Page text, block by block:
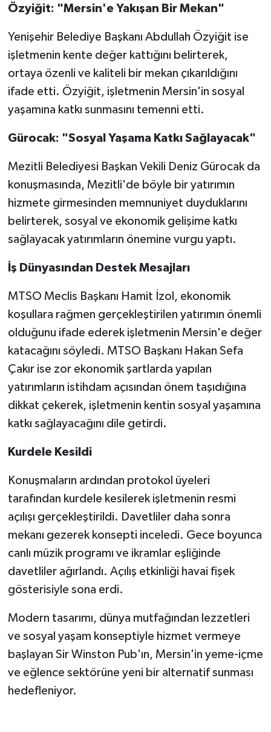
Özyiğit: "Mersin'e Yakışan Bir Mekan"
Yenişehir Belediye Başkanı Abdullah Özyiğit ise
işletmenin kente değer kattığını belirterek,
ortaya özenli ve kaliteli bir mekan çıkarıldığını
ifade etti. Özyiğit, işletmenin Mersin'in sosyal
yaşamına katkı sunmasını temenni etti.
Gürocak: "Sosyal Yaşama Katkı Sağlayacak"
Mezitli Belediyesi Başkan Vekili Deniz Gürocak da
konuşmasında, Mezitli'de böyle bir yatırımın
hizmete girmesinden memnuniyet duyduklarını
belirterek, sosyal ve ekonomik gelişime katkı
sağlayacak yatırımların önemine vurgu yaptı.
İş Dünyasından Destek Mesajları
MTSO Meclis Başkanı Hamit İzol, ekonomik
koşullara rağmen gerçekleştirilen yatırımın önemli
olduğunu ifade ederek işletmenin Mersin'e değer
katacağını söyledi. MTSO Başkanı Hakan Sefa
Çakır ise zor ekonomik şartlarda yapılan
yatırımların istihdam açısından önem taşıdığına
dikkat çekerek, işletmenin kentin sosyal yaşamına
katkı sağlayacağını dile getirdi.
Kurdele Kesildi
Konuşmaların ardından protokol üyeleri
tarafından kurdele kesilerek işletmenin resmi
açılışı gerçekleştirildi. Davetliler daha sonra
mekanı gezerek konsepti inceledi. Gece boyunca
canlı müzik programı ve ikramlar eşliğinde
davetliler ağırlandı. Açılış etkinliği havai fişek
gösterisiyle sona erdi.
Modern tasarımı, dünya mutfağından lezzetleri
ve sosyal yaşam konseptiyle hizmet vermeye
başlayan Sir Winston Pub'ın, Mersin'in yeme-içme
ve eğlence sektörüne yeni bir alternatif sunması
hedefleniyor.